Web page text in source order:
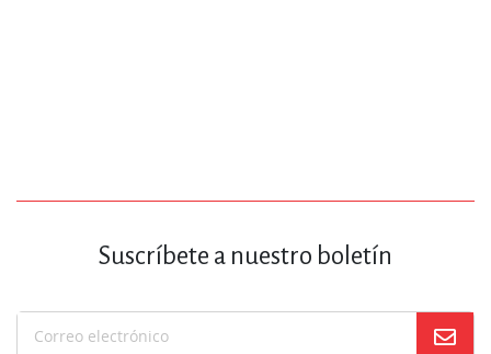
Suscríbete a nuestro boletín
Suscríbase